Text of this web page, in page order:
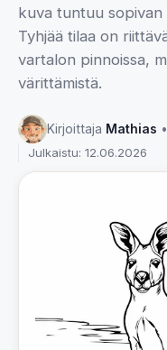
kuva tuntuu sopivan
Tyhjää tilaa on
vartalon pinnoissa,
värittämistä.
Kirjoittaja Mathias
Julkaistu: 12.06.2026